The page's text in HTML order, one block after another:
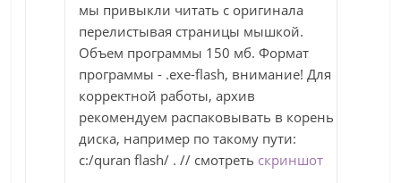
мы привыкли читать с оригинала
перелистывая страницы мышкой.
Объем программы 150 мб. Формат
программы - .exe-flash, внимание! Для
корректной работы, архив
рекомендуем распаковывать в корень
диска, например по такому пути:
c:/quran flash/ . // смотреть скриншот